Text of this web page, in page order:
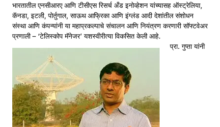
भारतातील एनसीआरए आणि टीसीएस रिसर्च अँड इनोव्हेशन यांच्यासह ऑस्ट्रेलिया,
कॅनडा, इटली, पोर्तुगाल, साऊथ आफ्रिका आणि इंग्लंड आदी देशांतील संशोधन
संस्था आणि कंपन्यांनी या महाप्रकल्पाचे संचालन आणि नियंत्रण करणारी सॉफ्टवेअर
प्रणाली – ‘टेलिस्कोप मॅनेजर’ यशस्वीरीत्या विकसित केली आहे.
प्रा. गुप्ता यांनी